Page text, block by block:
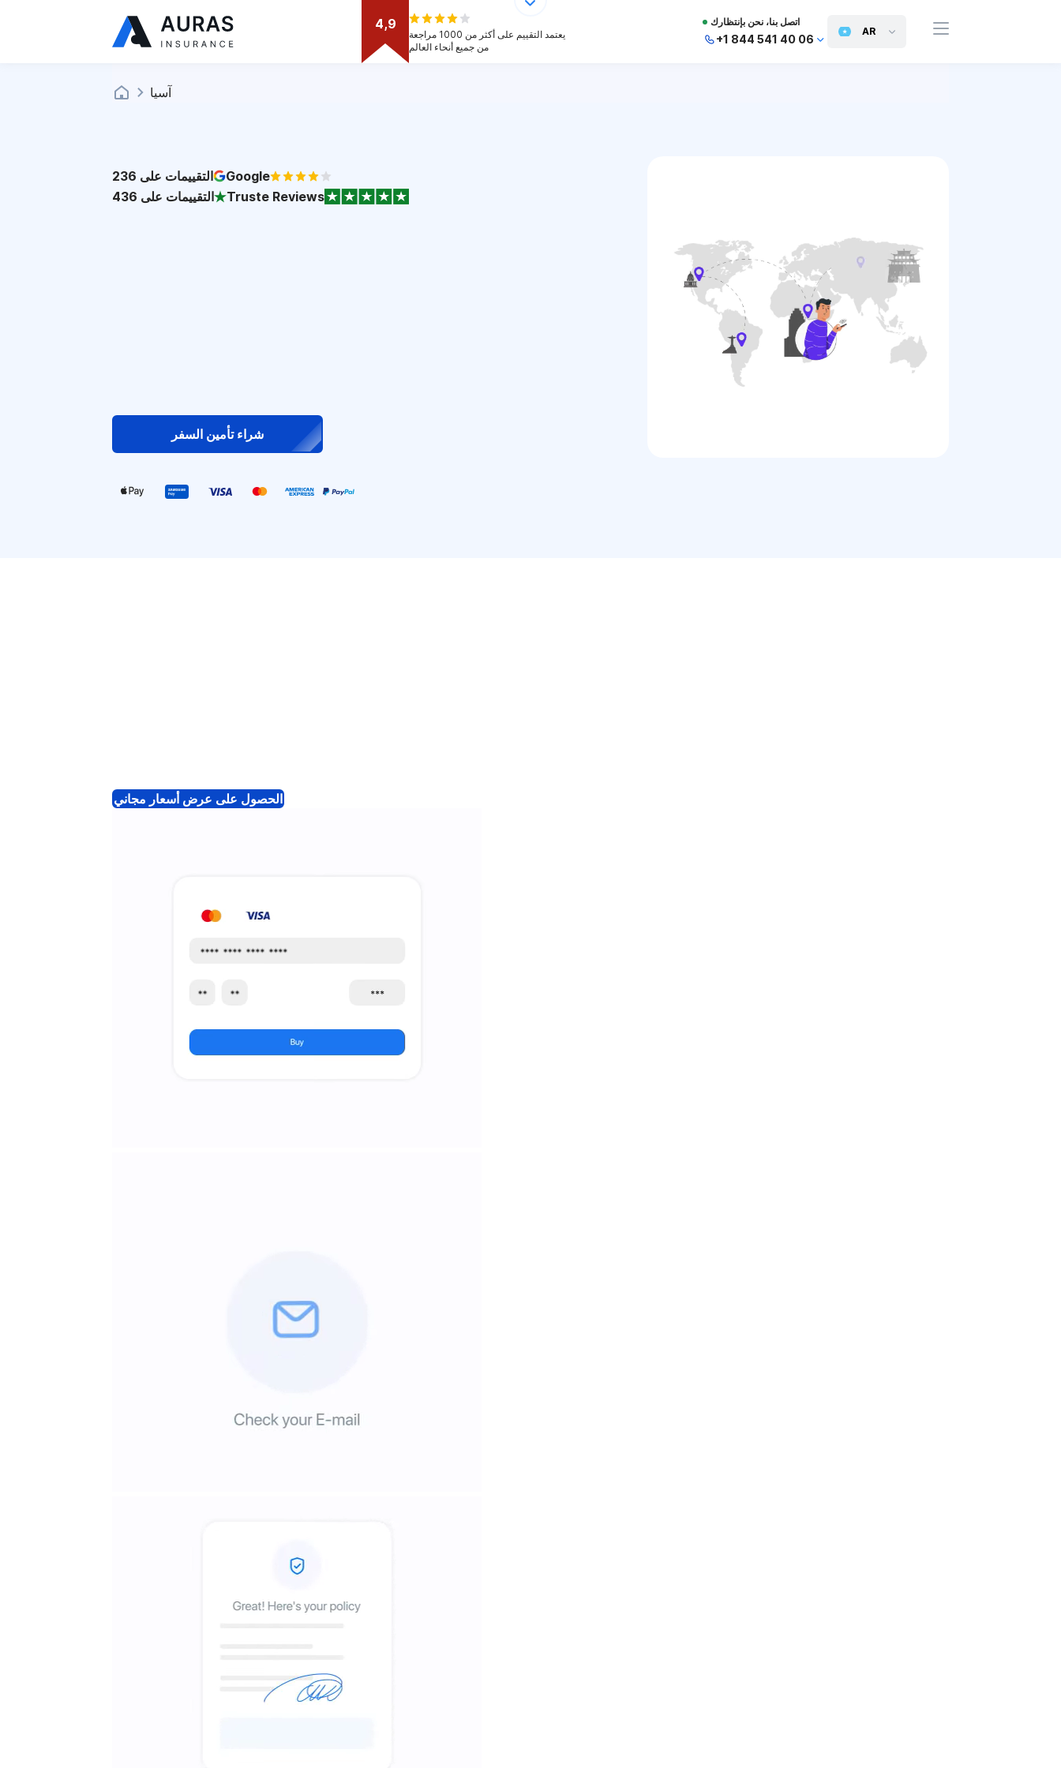
4,9
يعتمد التقييم على أكثر من 1000 مراجعة
من جميع أنحاء العالم
اتصل بنا، نحن بإنتظارك
+1 844 541 40 06
AR
آسيا
236 التقييمات على
Google
436 التقييمات على Truste Reviews
شراء تأمين السفر
الحصول على عرض أسعار مجاني